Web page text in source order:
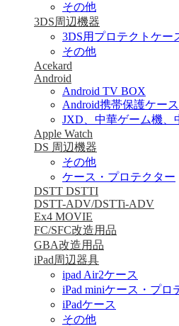
その他
3DS周辺機器
3DS用プロテクトケー
その他
Acekard
Android
Android TV BOX
Android携帯保護ケー
JXD、中華ゲーム機、
Apple Watch
DS 周辺機器
その他
ケース・プロテクター
DSTT DSTTI
DSTT-ADV/DSTTi-ADV
Ex4 MOVIE
FC/SFC改造用品
GBA改造用品
iPad周辺器具
ipad Air2ケース
iPad miniケース・プロ
iPadケース
その他